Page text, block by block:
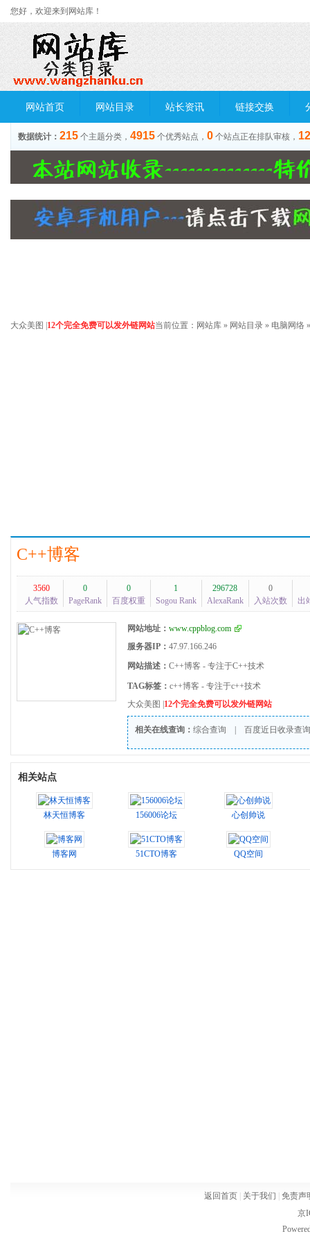
您好，欢迎来到网站库！
网站首页 网站目录 站长资讯 链接交换
数据统计： 215 个主题分类， 4915 个优秀站点， 0 个站点正在排队审核，
大众美图 12个完全免费可以发外链网站当前位置： 网站库 » 网站目录 » 电脑网络
C++博客
3560
人气指数
0
PageRank
0
百度权重
1
Sogou Rank
296728
AlexaRank
0
入站次数
出
网站地址： www.cppblog.com
服务器IP： 47.97.166.246
网站描述： C++博客 - 专注于C++技术
TAG标签： c++博客 - 专注于c++技术
大众美图 12个完全免费可以发外链网站
相关在线查询： 综合查询 百度近日收录查询
相关站点
林天恒博客 156006论坛 心创帅说
博客网 51CTO博客 QQ空间
返回首页 关于我们 |免责声
京